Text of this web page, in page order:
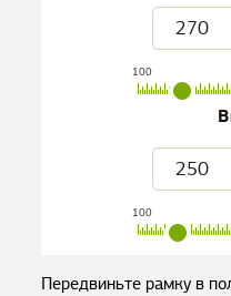
100
100
Передвиньте рамку в